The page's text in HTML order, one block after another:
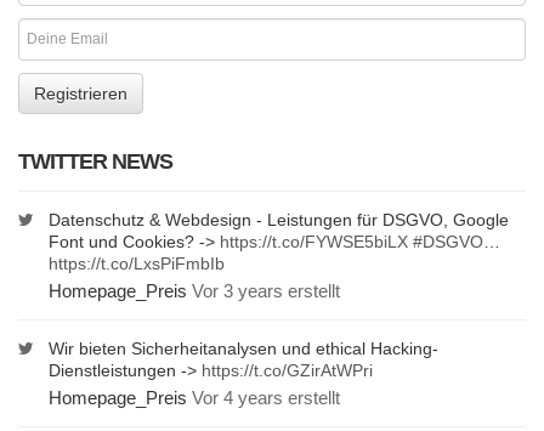
TWITTER NEWS
Datenschutz & Webdesign - Leistungen für DSGVO, Google
Font und Cookies? -> https://t.co/FYWSE5biLX #DSGVO
https://t.co/LxsPiFmbIb
Homepage_Preis Vor 3 years erstellt
Wir bieten Sicherheitanalysen und ethical Hacking-
Dienstleistungen -> https://t.co/GZirAtWPri
Homepage_Preis Vor 4 years erstellt